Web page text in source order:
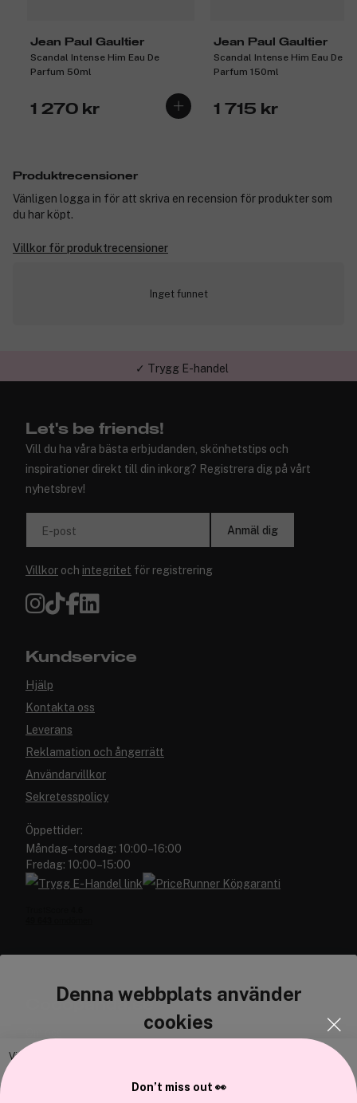
Denna webbplats använder
cookies
Vi använder enhetsidentifierare för att anpassa innehållet och
Jean Paul Gaultier
Scandal Intense Him Eau De
Parfum 50ml
1 270 kr
Jean Paul Gaultier
Scandal Intense Him Eau De
Parfum 150ml
1 715 kr
Produktrecensioner
Vänligen logga in för att skriva en recension för produkter som
du har köpt.
Villkor för produktrecensioner
Inget funnet
✓ Trygg E-handel
Let's be friends!
Vill du ha våra bästa erbjudanden, skönhetstips och
inspirationer direkt till din inkorg? Registrera dig på vårt
nyhetsbrev!
E-post Anmäl dig
Villkor och integritet för registrering
Kundservice
Hjälp
Kontakta oss
Leverans
Reklamation och ångerrätt
Användarvillkor
Sekretesspolicy
Öppettider:
Måndag–torsdag: 10:00–16:00
Fredag: 10:00–15:00
Cocopanda.se
Don’t miss out 👀